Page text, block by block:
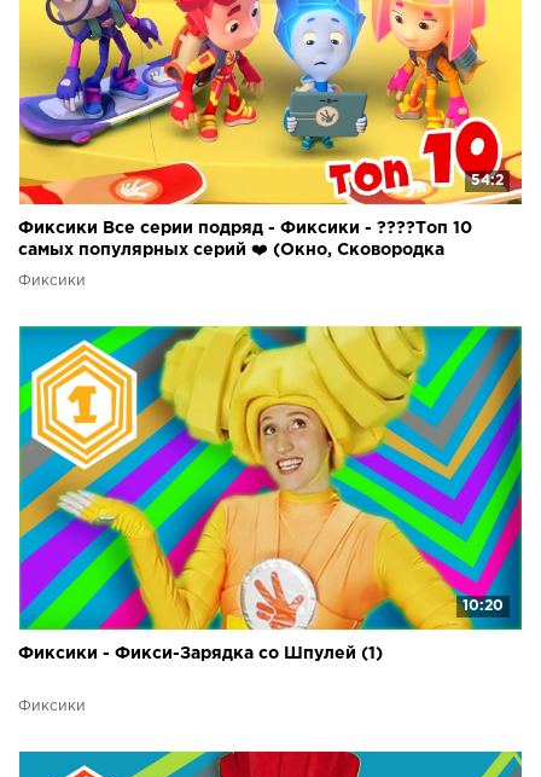
54:2
Фиксики Все серии подряд - Фиксики - ????Топ 10
самых популярных серий ❤️ (Окно, Сковородка
Фиксики
10:20
Фиксики - Фикси-Зарядка со Шпулей (1)
Фиксики